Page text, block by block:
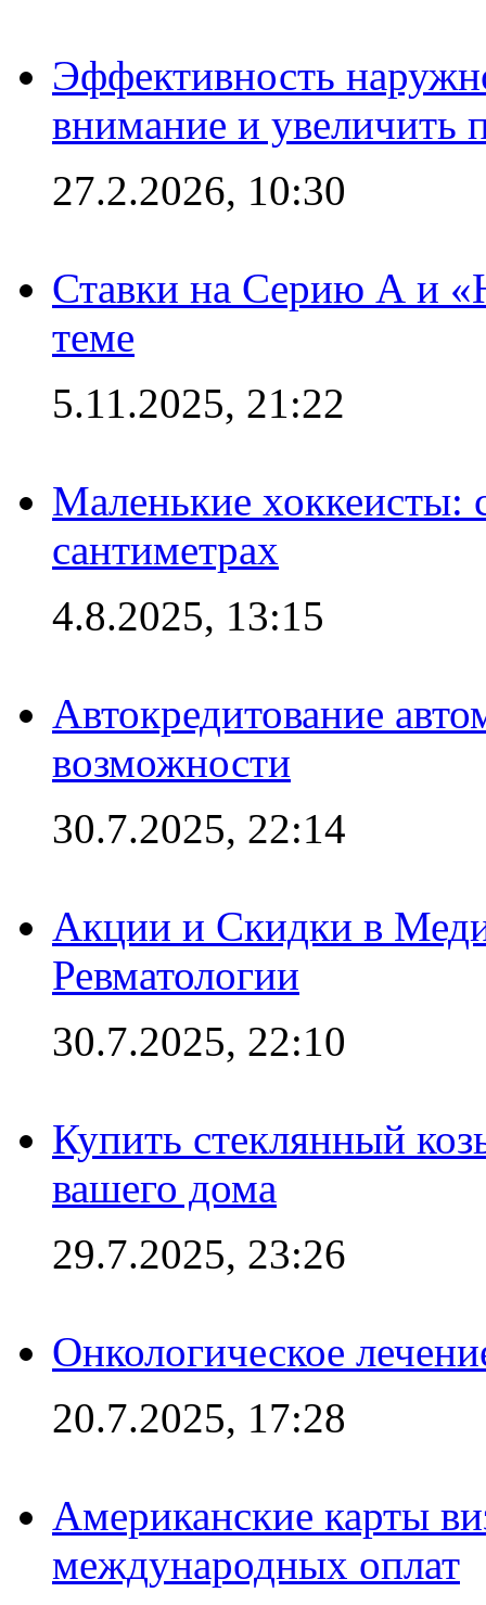
Эффективность
внимание и увеличить
27.2.2026, 10:30
Ставки на Серию А и
теме
5.11.2025, 21:22
Маленькие хоккеисты:
сантиметрах
4.8.2025, 13:15
Автокредитование
возможности
30.7.2025, 22:14
Акции и Скидки в
Ревматологии
30.7.2025, 22:10
Купить стеклянный
вашего дома
29.7.2025, 23:26
Онкологическое
20.7.2025, 17:28
Американские карты
международных оплат